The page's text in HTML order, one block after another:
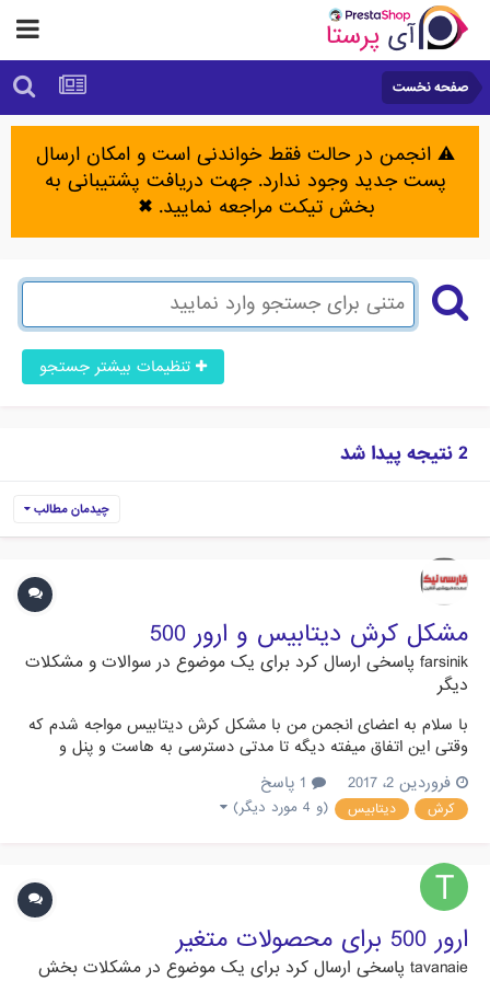
صفحه نخست
⚠️ انجمن در حالت فقط خواندنی است و امکان ارسال
پست جدید وجود ندارد. جهت دریافت پشتیبانی به
بخش تیکت مراجعه نمایید.✖
تنظیمات بیشتر جستجو
2 نتیجه پیدا شد
چیدمان مطالب
مشکل کرش دیتابیس و ارور 500
farsinik پاسخی ارسال کرد برای یک موضوع در سوالات و مشکلات
دیگر
با سلام به اعضای انجمن من با مشکل کرش دیتابیس مواجه شدم که
وقتی این اتفاق میفته دیگه تا مدتی دسترسی به هاست و پنل و
cannot be established: SQLSTATE[HY000] [1040] Too many
connections رخ میدهد. با هاست صحبت کردم و اونا گفتن مشکل رو
فروردین 2، 2017
کرش دیتابیس (و 4 مورد دیگر)
ارور 500 برای محصولات متغیر
tavanaie پاسخی ارسال کرد برای یک موضوع در مشکلات بخش